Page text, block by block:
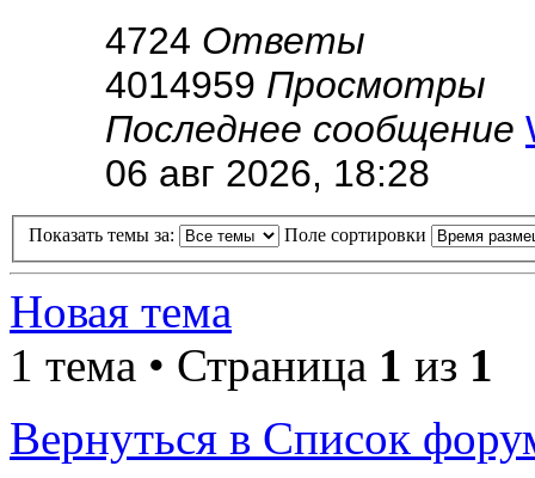
4724 Ответы
4014959 Просмотры
Последнее сообщение
06 авг 2026, 18:28
Показать темы за: Поле сортировки
Новая тема
1 тема • Страница 1 из 1
Вернуться в Список